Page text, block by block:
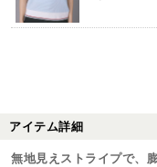
アイテム詳細
無地見えストライプで、